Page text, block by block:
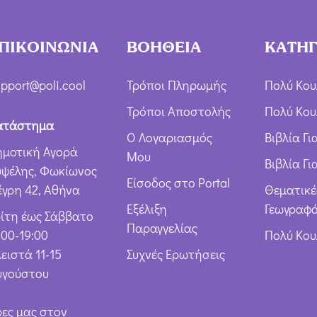
ή
ρ
Αγορά
Φωκίωνος
42, Αθήνα
έως Σάββατο
19:00
11-15
μας στον
ΒΟΗΘΕΙΑ
Τρόποι Πληρωμής
Τρόποι Αποστολής
Ο Λογαριασμός
Μου
Είσοδος στο Portal
Εξέλιξη
Παραγγελίας
Συχνές Ερωτήσεις
Πολύ
Πολύ
Βιβλία
Βιβλία
Πολύ